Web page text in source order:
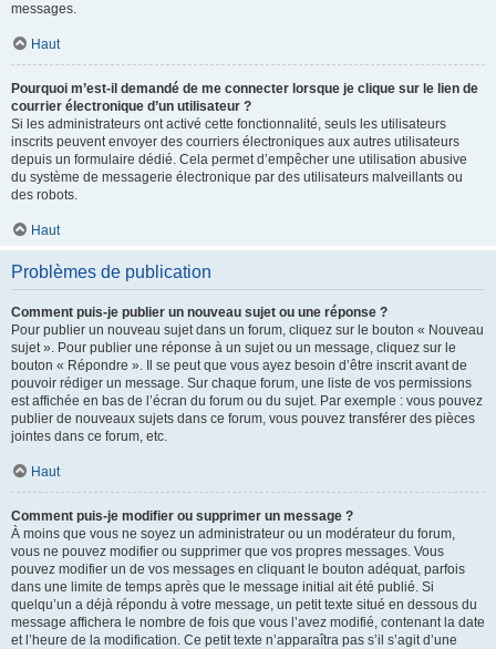
messages.
Haut
Pourquoi m’est-il demandé de me connecter lorsque je clique sur le lien de
courrier électronique d’un utilisateur ?
Si les administrateurs ont activé cette fonctionnalité, seuls les utilisateurs
inscrits peuvent envoyer des courriers électroniques aux autres utilisateurs
depuis un formulaire dédié. Cela permet d’empêcher une utilisation abusive
du système de messagerie électronique par des utilisateurs malveillants ou
des robots.
Haut
Problèmes de publication
Comment puis-je publier un nouveau sujet ou une réponse ?
Pour publier un nouveau sujet dans un forum, cliquez sur le bouton « Nouveau
sujet ». Pour publier une réponse à un sujet ou un message, cliquez sur le
bouton « Répondre ». Il se peut que vous ayez besoin d’être inscrit avant de
pouvoir rédiger un message. Sur chaque forum, une liste de vos permissions
est affichée en bas de l’écran du forum ou du sujet. Par exemple : vous pouvez
publier de nouveaux sujets dans ce forum, vous pouvez transférer des pièces
jointes dans ce forum, etc.
Haut
Comment puis-je modifier ou supprimer un message ?
À moins que vous ne soyez un administrateur ou un modérateur du forum,
vous ne pouvez modifier ou supprimer que vos propres messages. Vous
pouvez modifier un de vos messages en cliquant le bouton adéquat, parfois
dans une limite de temps après que le message initial ait été publié. Si
quelqu’un a déjà répondu à votre message, un petit texte situé en dessous du
message affichera le nombre de fois que vous l’avez modifié, contenant la date
et l’heure de la modification. Ce petit texte n’apparaîtra pas s’il s’agit d’une